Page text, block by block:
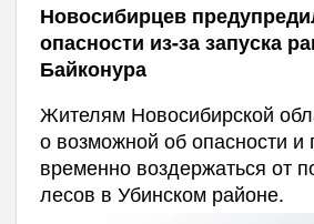
Новосибирцев
опасности из-за запуска
Байконура
Жителям Новосибирской
о возможной об опасности и
временно воздержаться от
лесов в Убинском районе.